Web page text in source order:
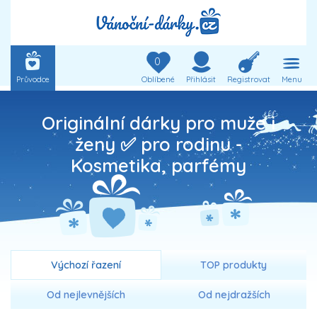
Průvodce
0
Oblíbené Přihlásit Registrovat Menu
Originální dárky pro muže i
ženy ✅ pro rodinu -
Kosmetika, parfémy
Výchozí řazení TOP produkty
Od nejlevnějších Od nejdražších